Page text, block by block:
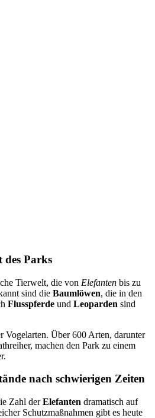
des Parks
Tierwelt, die von Elefanten bis zu
sind die Baumlöwen, die in den
Flusspferde und Leoparden sind
Vogelarten. Über 600 Arten, darunter
machen den Park zu einem
nach schwierigen Zeiten
Zahl derElefanten dramatisch auf
Schutzmaßnahmen gibt es heute